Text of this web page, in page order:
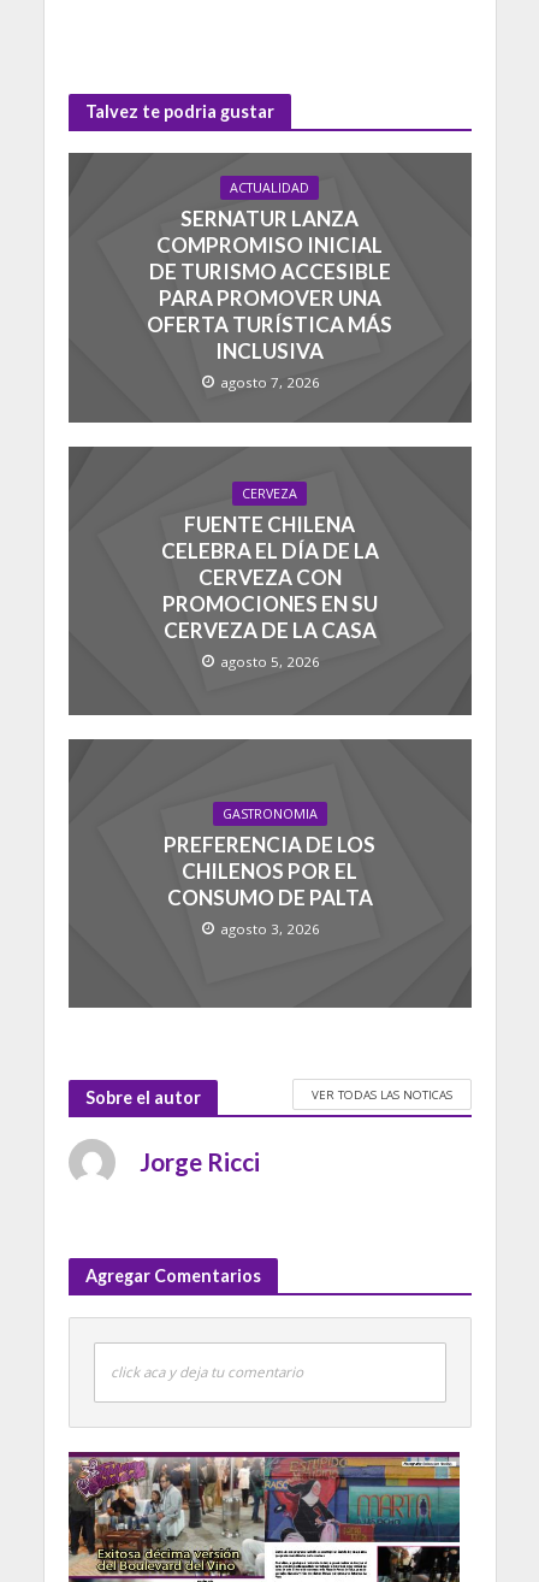
Talvez te podria gustar
ACTUALIDAD
SERNATUR LANZA
COMPROMISO INICIAL
DE TURISMO ACCESIBLE
PARA PROMOVER UNA
OFERTA TURÍSTICA MÁS
INCLUSIVA
agosto 7, 2026
CERVEZA
FUENTE CHILENA
CELEBRA EL DÍA DE LA
CERVEZA CON
PROMOCIONES EN SU
CERVEZA DE LA CASA
agosto 5, 2026
GASTRONOMIA
PREFERENCIA DE LOS
CHILENOS POR EL
CONSUMO DE PALTA
agosto 3, 2026
Sobre el autor VER TODAS LAS NOTICAS
Jorge Ricci
Agregar Comentarios
click aca y deja tu comentario